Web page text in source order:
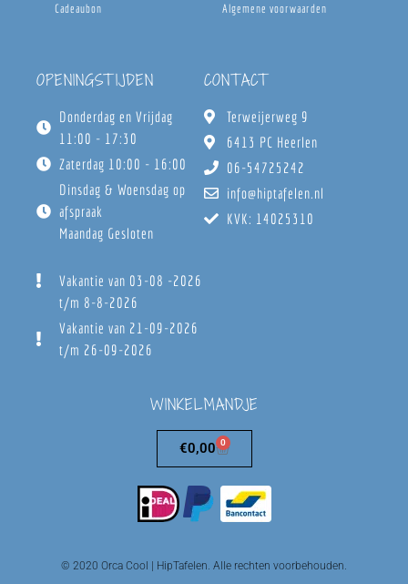
Cadeaubon Algemene voorwaarden
OPENINGSTIJDEN
Donderdag en Vrijdag
11:00 - 17:30
Zaterdag 10:00 - 16:00
Dinsdag & Woensdag op
afspraak
Maandag Gesloten
Vakantie van 03-08 -2026
t/m 8-8-2026
Vakantie van 21-09-2026
t/m 26-09-2026
CONTACT
Terweijerweg 9
6413 PC Heerlen
06-54725242
info@hiptafelen.nl
KVK: 14025310
WINKELMANDJE
€0,00 0
© 2020 Orca Cool | HipTafelen. Alle rechten voorbehouden.